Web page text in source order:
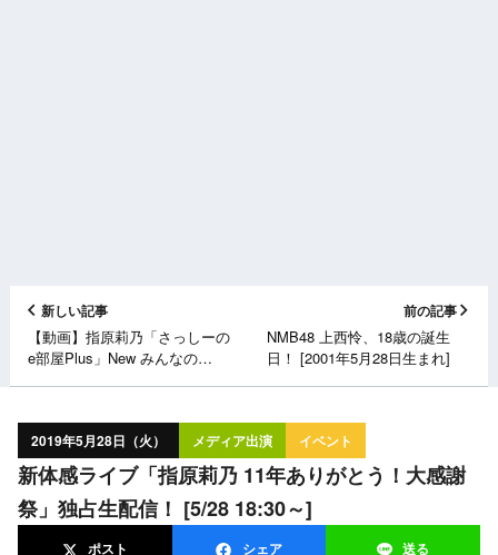
新しい記事
【動画】指原莉乃「さっしーの
e部屋Plus」New みんなの
前の記事
NMB48 上西怜、18歳の誕生
日！ [2001年5月28日生まれ]
2019年5月28日（火） メディア出演 イベント
新体感ライブ「指原莉乃 11年ありがとう！大感謝
祭」独占生配信！ [5/28 18:30～]
ポスト シェア 送る